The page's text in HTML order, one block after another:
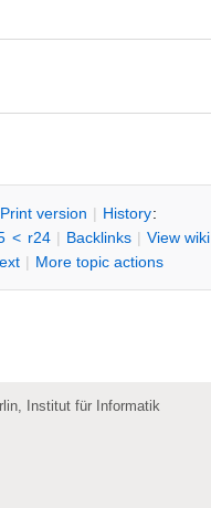
Print version | History:
< r24 | Backlinks | View wiki
| More topic actions
Institut für Informatik